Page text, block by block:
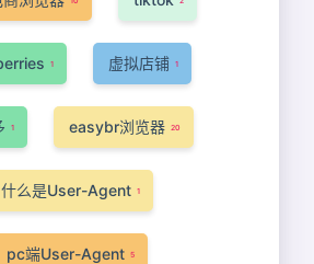
1 虚拟店铺 1
1 easybr浏览器 20
什么是User-Agent 1
pc端User-Agent 5